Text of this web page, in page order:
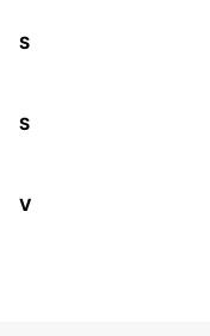
S
S
V